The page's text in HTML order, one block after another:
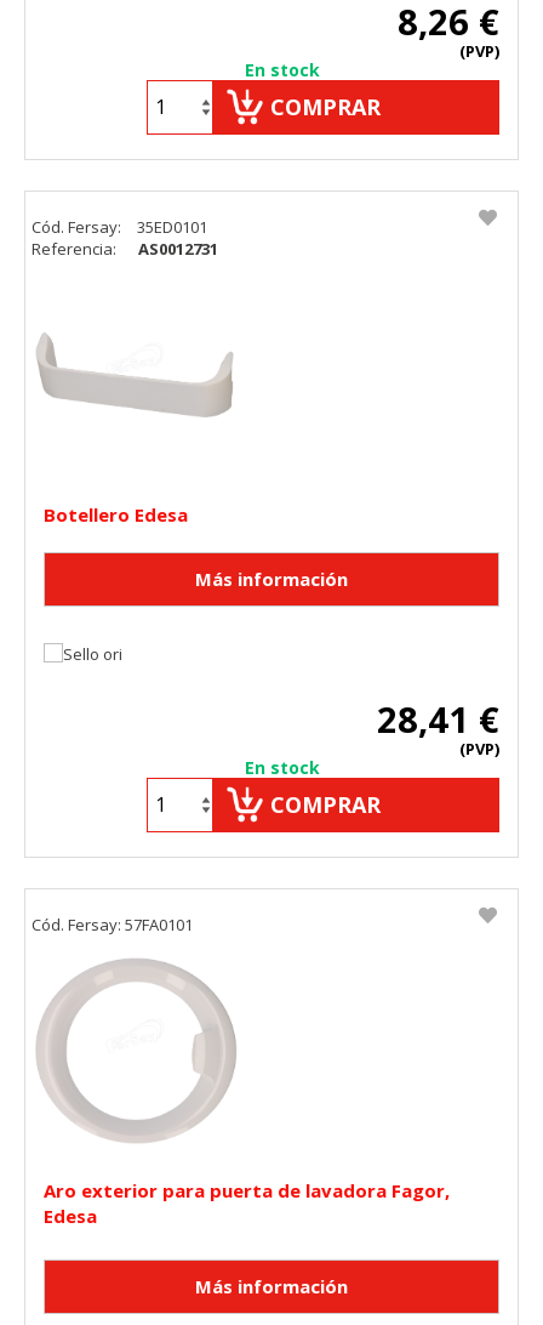
8,26 €
(PVP)
En stock
COMPRAR
Botellero Edesa
28,41 €
(PVP)
En stock
COMPRAR
Cód. Fersay:
35ED0101
Referencia:
AS0012731
Aro exterior para puerta de lavadora Fagor,
Edesa
Cód. Fersay: 57FA0101